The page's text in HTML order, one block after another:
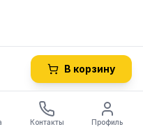
В корзину
Контакты Профиль